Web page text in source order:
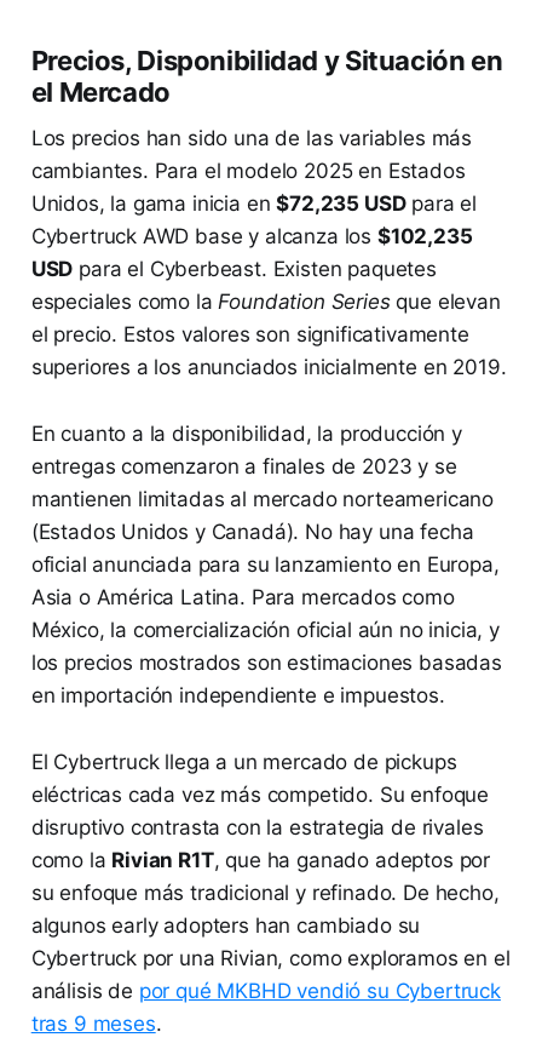
Precios, Disponibilidad y Situación en
el Mercado
Los precios han sido una de las variables más
cambiantes. Para el modelo 2025 en Estados
Unidos, la gama inicia en$72,235 USDpara el
Cybertruck AWD base y alcanza los $102,235
USD para el Cyberbeast. Existen paquetes
especiales como la Foundation Seriesque elevan
el precio. Estos valores son significativamente
superiores a los anunciados inicialmente en 2019.
En cuanto a la disponibilidad, la producción y
entregas comenzaron a finales de 2023 y se
mantienen limitadas al mercado norteamericano
(Estados Unidos y Canadá). No hay una fecha
oficial anunciada para su lanzamiento en Europa,
Asia o América Latina. Para mercados como
México, la comercialización oficial aún no inicia, y
los precios mostrados son estimaciones basadas
en importación independiente e impuestos.
El Cybertruck llega a un mercado de pickups
eléctricas cada vez más competido. Su enfoque
disruptivo contrasta con la estrategia de rivales
como la Rivian R1T, que ha ganado adeptos por
su enfoque más tradicional y refinado. De hecho,
algunos early adopters han cambiado su
Cybertruck por una Rivian, como exploramos en el
análisis de por qué MKBHD vendió su Cybertruck
tras 9 meses.